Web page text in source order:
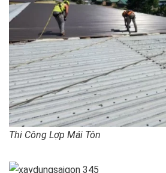
Thi Công Lợp Mái Tôn